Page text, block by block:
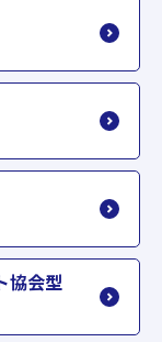
協会型